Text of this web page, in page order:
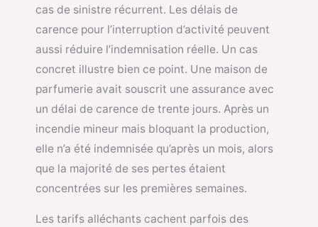
cas de sinistre récurrent. Les délais de
carence pour l’interruption d’activité peuvent
aussi réduire l’indemnisation réelle. Un cas
concret illustre bien ce point. Une maison de
parfumerie avait souscrit une assurance avec
un délai de carence de trente jours. Après un
incendie mineur mais bloquant la production,
elle n’a été indemnisée qu’après un mois, alors
que la majorité de ses pertes étaient
concentrées sur les premières semaines.
Les tarifs alléchants cachent parfois des